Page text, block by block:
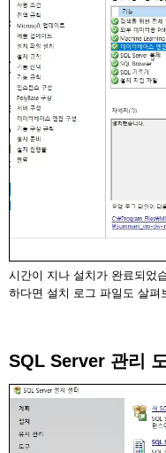
시간이 지나 설치가 완료되었
하다면 설치 로그 파일도 살펴
SQL Server 관리